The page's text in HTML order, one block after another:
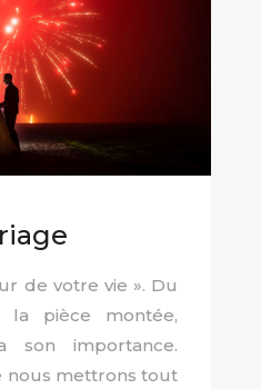
de votre vie ». Du
la pièce montée,
son importance.
nous mettrons tout